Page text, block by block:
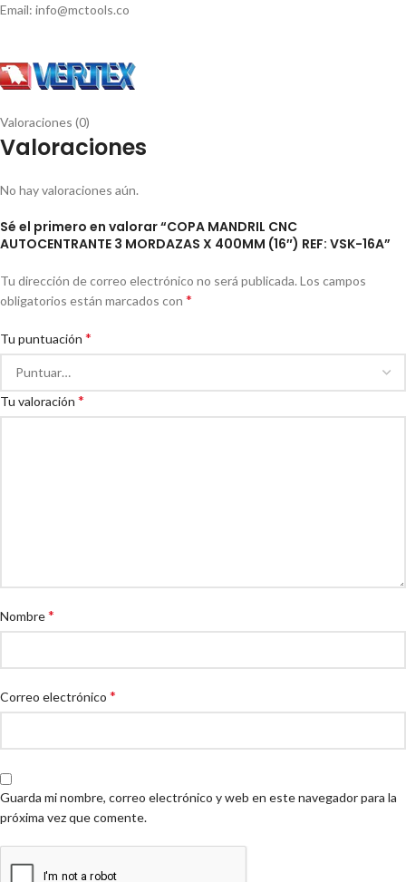
Email: info@mctools.co
Valoraciones (0)
Valoraciones
No hay valoraciones aún.
Sé el primero en valorar “COPA MANDRIL CNC
AUTOCENTRANTE 3 MORDAZAS X 400MM (16″) REF: VSK-16A”
Tu dirección de correo electrónico no será publicada. Los campos
obligatorios están marcados con *
Tu puntuación *
Tu valoración *
Nombre*
Correo electrónico *
Guarda mi nombre, correo electrónico y web en este navegador para la
próxima vez que comente.